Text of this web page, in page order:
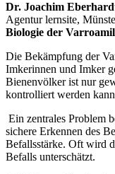
Dr. Joachim
Agentur lernsite,
Biologie der
Die Bekämpfung der
Imkerinnen und Imker
Bienenvölker ist nur
kontrolliert werden
Ein zentrales Problem
sichere Erkennen des
Befallsstärke. Oft wird
Befalls unterschätzt.